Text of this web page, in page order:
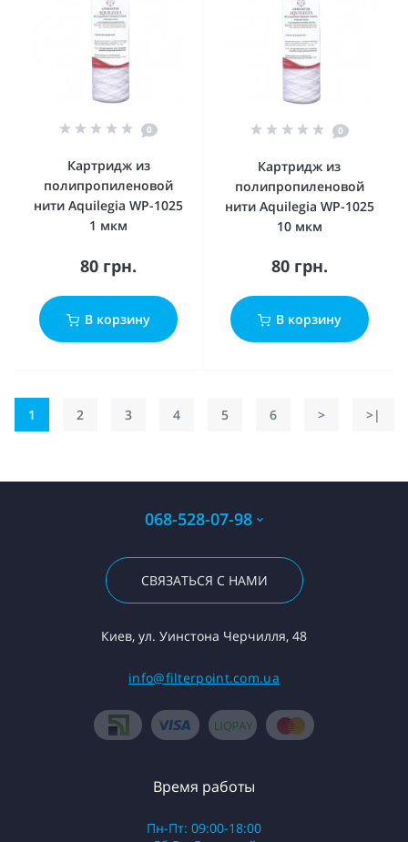
0
Картридж из
полипропиленовой
нити Aquilegia WР-1025
1 мкм
80 грн.
В корзину
0
Картридж из
полипропиленовой
нити Aquilegia WР-1025
10 мкм
80 грн.
В корзину
1 2 3 4 5 6 > >|
068-528-07-98
СВЯЗАТЬСЯ С НАМИ
Киев, ул. Уинстона Черчилля, 48
info@filterpoint.com.ua
Время работы
Пн-Пт: 09:00-18:00